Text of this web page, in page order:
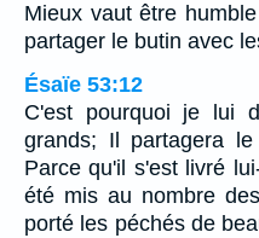
Mieux vaut être
partager le butin avec
Ésaïe 53:12
C'est pourquoi je lui
grands; Il partagera
Parce qu'il s'est livré
été mis au nombre
porté les péchés de